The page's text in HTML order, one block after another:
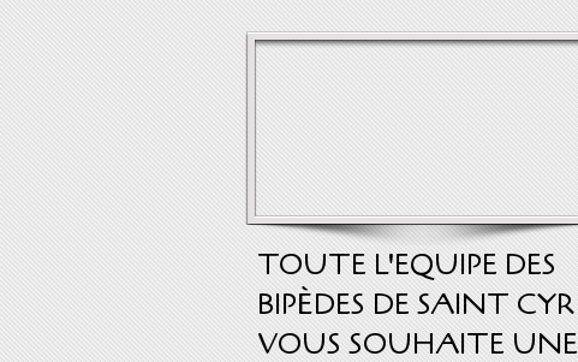
TOUTE L'EQUIPE DES
BIPÈDES DE SAINT CYR
VOUS SOUHAITE UNE